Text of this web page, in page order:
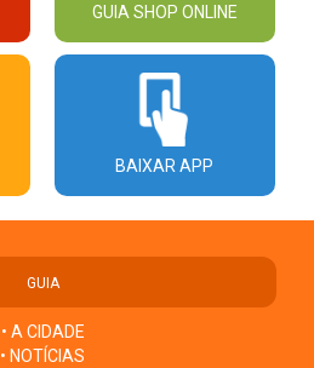
GUIA SHOP ONLINE
BAIXAR APP
GUIA
• A CIDADE
• NOTÍCIAS